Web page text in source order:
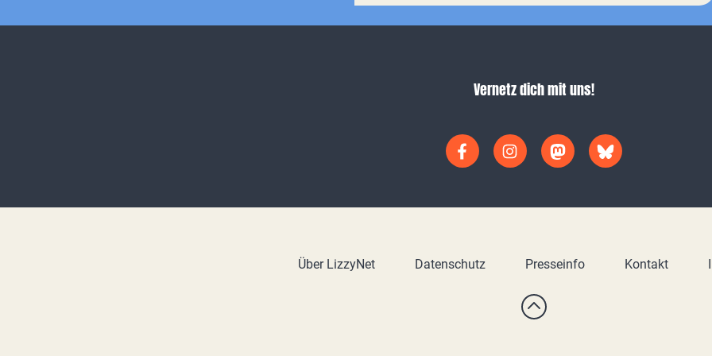
Vernetz dich mit uns!
Über LizzyNet Datenschutz Presseinfo Kontakt